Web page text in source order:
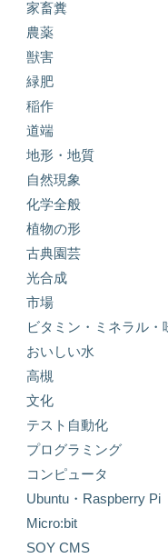
家畜糞
農薬
獣害
緑肥
稲作
道端
地形・地質
自然現象
化学全般
植物の形
古典園芸
光合成
市場
ビタミン・ミネラル・
おいしい水
高槻
文化
テスト自動化
プログラミング
コンピュータ
Ubuntu・Raspberry Pi
Micro:bit
SOY CMS